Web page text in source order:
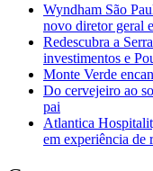
Wyndham São
novo diretor geral
Redescubra a
investimentos e
Monte Verde
Do cervejeiro ao
pai
Atlantica
em experiência de